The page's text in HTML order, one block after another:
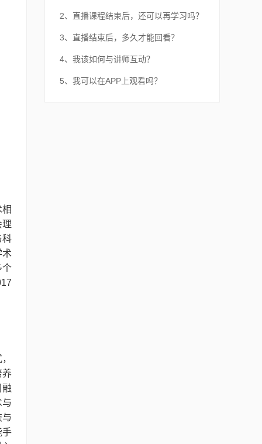
理
科
术
个
养
与
手
2、直播课程结束后，还可以再学习吗？
3、直播结束后，多久才能回看？
4、我该如何与讲师互动？
5、我可以在APP上观看吗？